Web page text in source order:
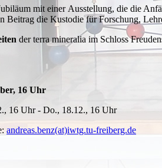
mit einer Ausstellung, die die
die Kustodie für Forschung,
der terra mineralia im Schloss
16 Uhr
16 Uhr - Do., 18.12., 16 Uhr
andreas.benz(at)iwtg.tu-freiberg.de